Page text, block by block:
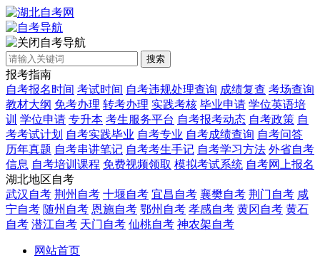
自考导航
搜索
报考指南
自考报名时间 考试时间 自考违规处理查询 成绩复查 考场查询
教材大纲 免考办理 转考办理 实践考核 毕业申请 学位英语培
训 学位申请 专升本 考生服务平台 自考报考动态 自考政策 自
考考试计划 自考实践毕业 自考专业 自考成绩查询 自考问答
历年真题 自考串讲笔记 自考考生手记 自考学习方法 外省自考
信息 自考培训课程 免费视频领取 模拟考试系统 自考网上报名
湖北地区自考
武汉自考 荆州自考 十堰自考 宜昌自考 襄樊自考 荆门自考 咸
宁自考 随州自考 恩施自考 鄂州自考 孝感自考 黄冈自考 黄石
自考 潜江自考 天门自考 仙桃自考 神农架自考
网站首页